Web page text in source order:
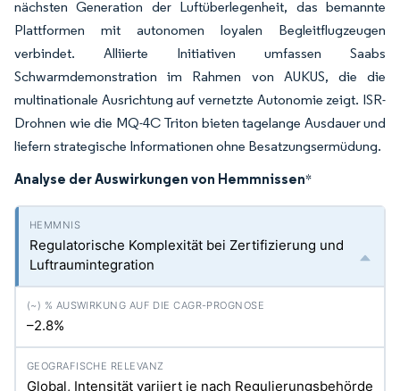
nächsten Generation der Luftüberlegenheit, das bemannte
Plattformen mit autonomen loyalen Begleitflugzeugen
verbindet. Alliierte Initiativen umfassen Saabs
Schwarmdemonstration im Rahmen von AUKUS, die die
multinationale Ausrichtung auf vernetzte Autonomie zeigt. ISR-
Drohnen wie die MQ-4C Triton bieten tagelange Ausdauer und
liefern strategische Informationen ohne Besatzungsermüdung.
Analyse der Auswirkungen von Hemmnissen*
Regulatorische Komplexität bei Zertifizierung und
Luftraumintegration
–2.8%
Global, Intensität variiert je nach Regulierungsbehörde